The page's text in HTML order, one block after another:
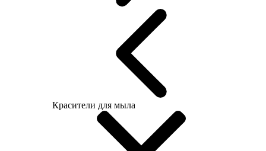
Красители для мыла